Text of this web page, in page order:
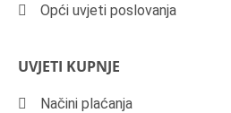
Opći uvjeti poslovanja
UVJETI KUPNJE
Načini plaćanja